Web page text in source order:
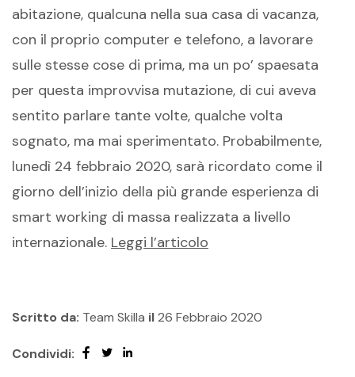
abitazione, qualcuna nella sua casa di vacanza,
con il proprio computer e telefono, a lavorare
sulle stesse cose di prima, ma un po’ spaesata
per questa improvvisa mutazione, di cui aveva
sentito parlare tante volte, qualche volta
sognato, ma mai sperimentato. Probabilmente,
lunedì 24 febbraio 2020, sarà ricordato come il
giorno dell’inizio della più grande esperienza di
smart working di massa realizzata a livello
internazionale. Leggi l’articolo
Scritto da: Team Skilla il26 Febbraio 2020
Condividi: